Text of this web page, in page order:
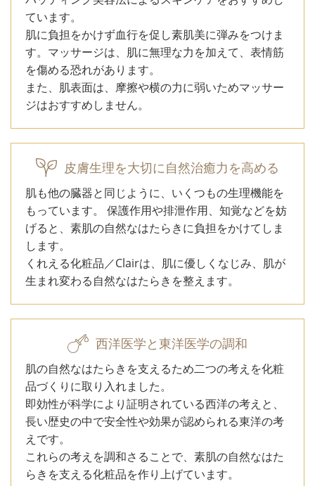
ています。
肌に負担をかけず血行を促し素肌美に弾みをつけま
す。マッサージは、肌に無理な力を加えて、表情筋
を傷める恐れがあります。
また、肌表面は、摩擦や横の力に弱いためマッサー
ジはおすすめしません。
皮膚生理を大切に自然治癒力を高める
肌も他の臓器と同じように、いくつもの生理機能を
もっています。 保護作用や排泄作用、知覚などを妨
げると、素肌の自然なはたらきに負担をかけてしま
します。
くれえる化粧品／Clairは、肌に優しくなじみ、肌が
生まれ変わる自然なはたらきを整えます。
西洋医学と東洋医学の調和
肌の自然なはたらきを支えるため二つの考えを化粧
品づくりに取り入れました。
即効性が科学により証明されている西洋の考えと、
長い歴史の中で安全性や効果が認められる東洋の考
えです。
これらの考えを調和さることで、素肌の自然なはた
らきを支える化粧品を作り上げています。